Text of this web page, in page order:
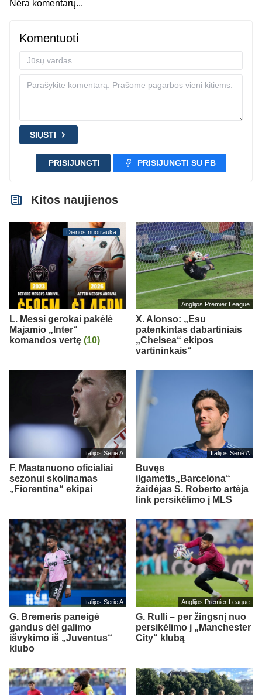
Nėra komentarų...
Komentuoti
SIŲSTI
PRISIJUNGTI PRISIJUNGTI SU FB
Kitos naujienos
Dienos nuotrauka
L. Messi gerokai pakėlė
Majamio „Inter“
komandos vertę (10)
Anglijos Premier League
X. Alonso: „Esu
patenkintas dabartiniais
„Chelsea“ ekipos
vartininkais“
Italijos Serie A
F. Mastanuono oficialiai
sezonui skolinamas
„Fiorentina“ ekipai
Italijos Serie A
Buvęs
ilgametis„Barcelona“
žaidėjas S. Roberto artėja
link persikėlimo į MLS
Italijos Serie A
G. Bremeris paneigė
gandus dėl galimo
išvykimo iš „Juventus“
klubo
Anglijos Premier League
G. Rulli – per žingsnį nuo
persikėlimo į „Manchester
City“ klubą